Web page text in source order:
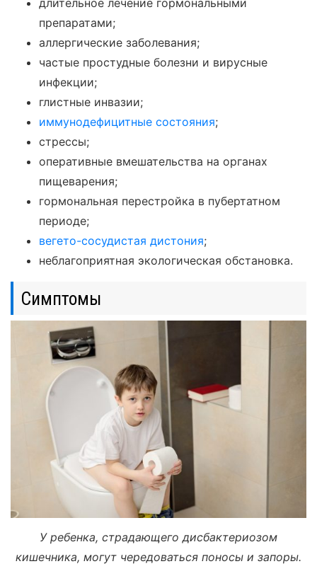
препаратами;
аллергические заболевания;
частые простудные болезни и вирусные
инфекции;
глистные инвазии;
иммунодефицитные состояния;
стрессы;
оперативные вмешательства на органах
пищеварения;
гормональная перестройка в пубертатном
периоде;
вегето-сосудистая дистония;
неблагоприятная экологическая обстановка.
Симптомы
У ребенка, страдающего дисбактериозом
кишечника, могут чередоваться поносы и запоры.